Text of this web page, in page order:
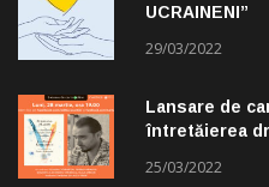
UCRAINENI”
29/03/2022
Lansare de
întretăierea
25/03/2022